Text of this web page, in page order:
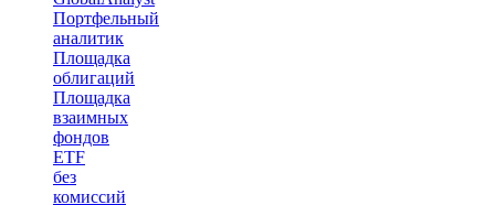
Портфельный
аналитик
Площадка
облигаций
Площадка
взаимных
фондов
ETF
без
комиссий